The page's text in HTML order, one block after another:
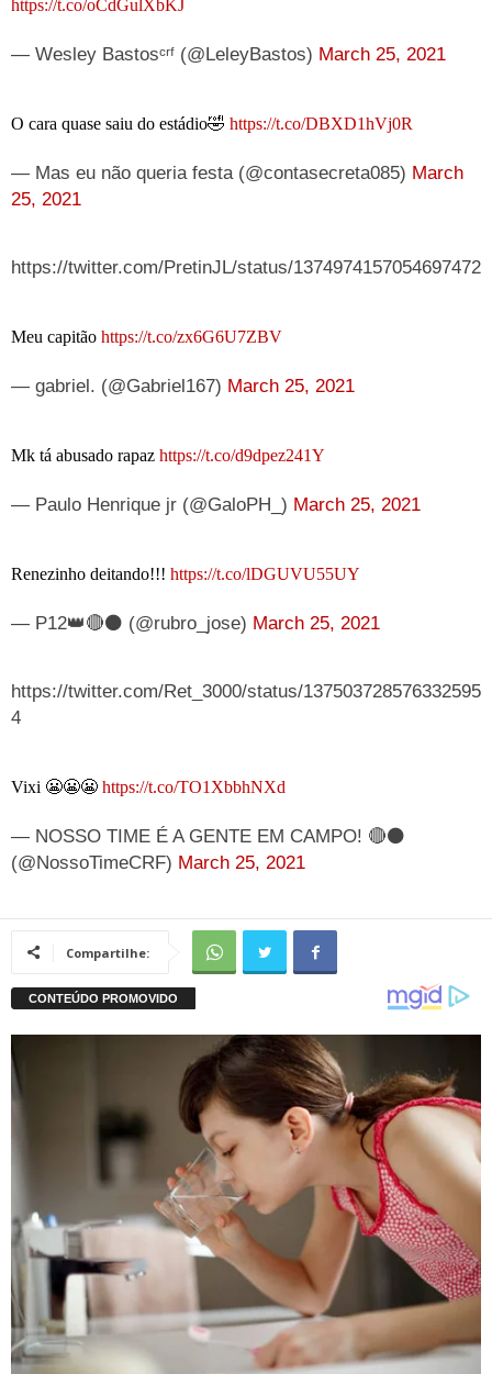
https://t.co/oCdGulXbKJ
— Wesley Bastosᶜʳᶠ (@LeleyBastos) March 25, 2021
O cara quase saiu do estádio🤣 https://t.co/DBXD1hVj0R
— Mas eu não queria festa (@contasecreta085) March
25, 2021
https://twitter.com/PretinJL/status/1374974157054697472
Meu capitão https://t.co/zx6G6U7ZBV
— gabriel. (@Gabriel167) March 25, 2021
Mk tá abusado rapaz https://t.co/d9dpez241Y
— Paulo Henrique jr (@GaloPH_) March 25, 2021
Renezinho deitando!!! https://t.co/lDGUVU55UY
— P12👑🔴⚫ (@rubro_jose) March 25, 2021
https://twitter.com/Ret_3000/status/137503728576332595
4
Vixi 😬😬😬 https://t.co/TO1XbbhNXd
— NOSSO TIME É A GENTE EM CAMPO! 🔴⚫
(@NossoTimeCRF) March 25, 2021
Compartilhe: